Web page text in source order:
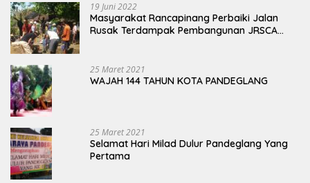
19 Juni 2022
Masyarakat Rancapinang Perbaiki Jalan
Rusak Terdampak Pembangunan JRSCA
25 Maret 2021
WAJAH 144 TAHUN KOTA PANDEGLANG
25 Maret 2021
Selamat Hari Milad Dulur Pandeglang Yang
Pertama